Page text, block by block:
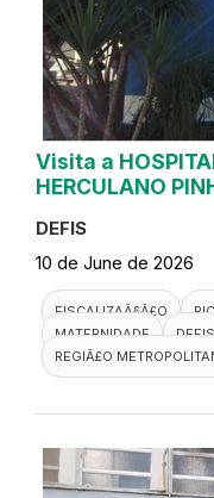
Visita a
HERCULANO
DEFIS
10 de June de 2026
FISCALIZAÃ§Ã£O
MATERNIDADE
DEFIS
REGIÃ£O